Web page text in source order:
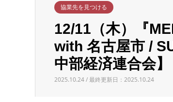
協業先を見つける
12/11（木）『
with 名古屋市 /
中部経済連合会】
2025.10.24 / 最終更新日：2025.10.24